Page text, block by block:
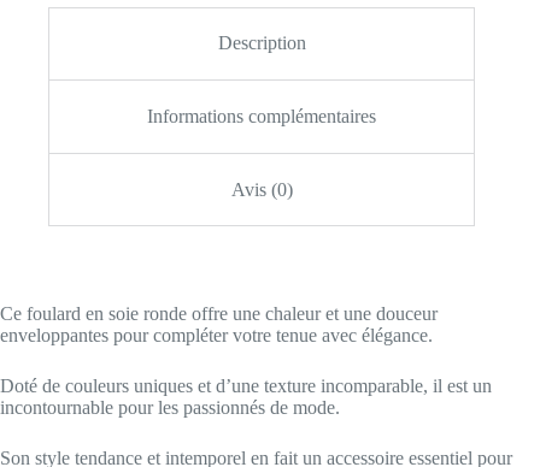
Description
Informations complémentaires
Avis (0)
Ce foulard en soie ronde offre une chaleur et une douceur
enveloppantes pour compléter votre tenue avec élégance.
Doté de couleurs uniques et d’une texture incomparable, il est un
incontournable pour les passionnés de mode.
Son style tendance et intemporel en fait un accessoire essentiel pour